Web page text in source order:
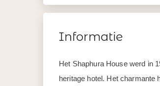
Informatie
Het Shaphura House werd in
heritage hotel. Het charmante